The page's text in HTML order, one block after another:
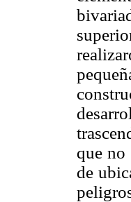
que no
de